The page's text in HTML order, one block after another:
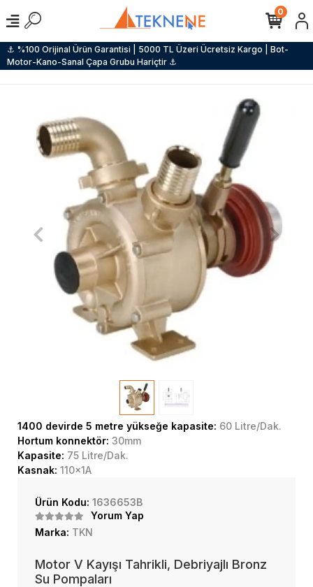
⚓ %100 Orijinal Ürün Garantisi | 5000 TL Üzeri Ücretsiz Kargo | Bot-
Motor-Kano-Sanal Çapa Grubu Hariçtir ⚓
0
1400 devirde 5 metre yükseğe kapasite: 60 Litre/Dak.
Hortum konnektör: 30mm
Kapasite: 75 Litre/Dak.
Kasnak: 110x1A
Ürün Kodu: 1636653B
Yorum Yap
Marka: TKN
Motor V Kayışı Tahrikli, Debriyajlı Bronz
Su Pompaları